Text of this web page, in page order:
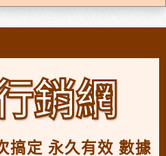
銷網
搞定 永久有效 數據